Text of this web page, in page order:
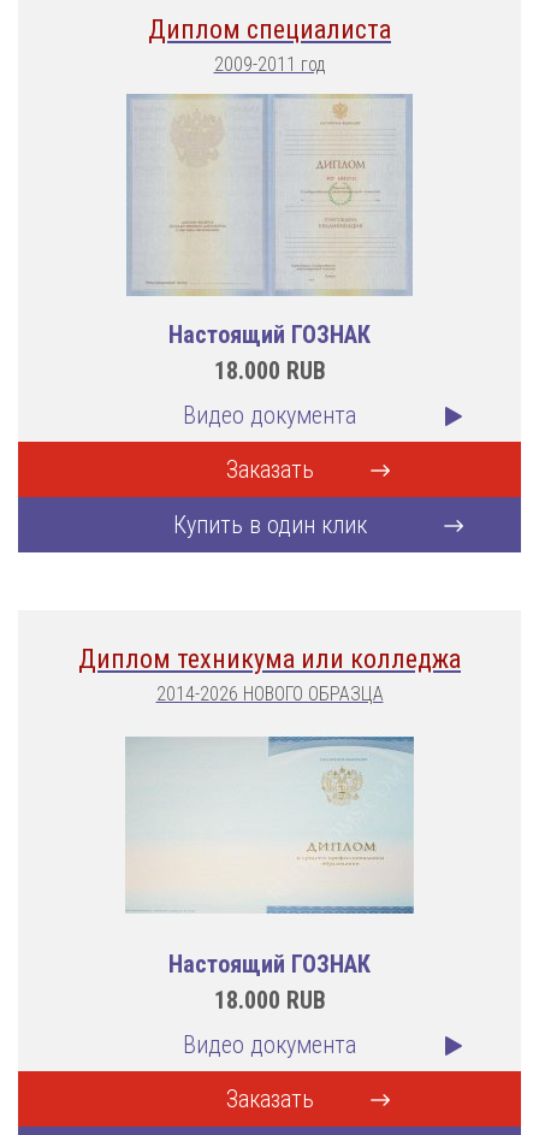
Диплом специалиста
2009-2011 год
Настоящий ГОЗНАК
18.000 RUB
Видео документа
Заказать
Купить в один клик
Диплом техникума или колледжа
2014-2026 НОВОГО ОБРАЗЦА
Настоящий ГОЗНАК
18.000 RUB
Видео документа
Заказать